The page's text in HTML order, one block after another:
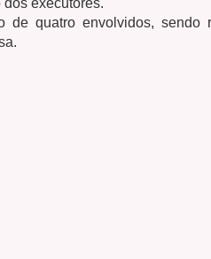
de quatro envolvidos, sendo